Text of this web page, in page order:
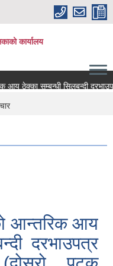
कार्यालय
सम्बन्धी सिलबन्दी दरभाउपत्र
आन्तरिक आय
दरभाउपत्र